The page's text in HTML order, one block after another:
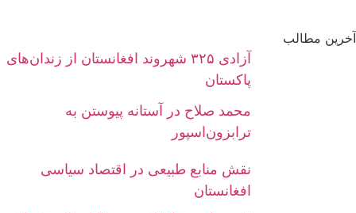
آخرین مطالب
آزادی ۳۲۵ شهروند افغانستان از زندان‌های
پاکستان
محمد صلاح در آستانه پیوستن به
ترابزون‌اسپور
نقش منابع طبیعی در اقتصاد سیاسی
افغانستان